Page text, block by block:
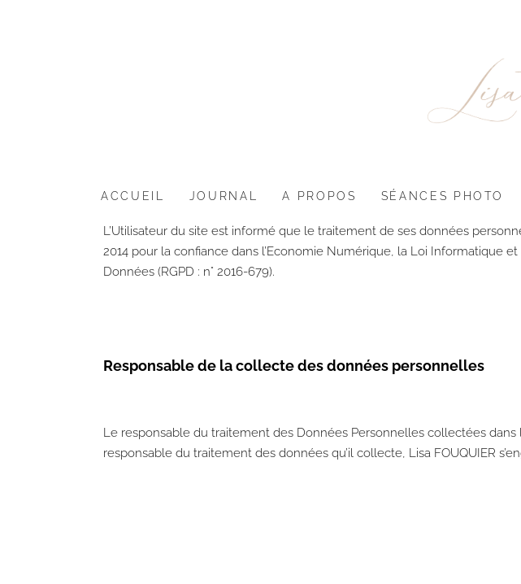
ACCUEIL JOURNAL A PROPOS SÉANCES PHOTO
L’Utilisateur du site est informé que le traitement de ses données
2014 pour la confiance dans l’Economie Numérique, la Loi Informatique
Données (RGPD : n° 2016-679).
Responsable de la collecte des données personnelles
Le responsable du traitement des Données Personnelles collectées dans
responsable du traitement des données qu’il collecte, Lisa FOUQUIER